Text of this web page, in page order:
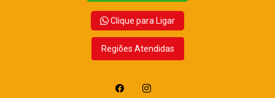
Clique para Ligar
Regiões Atendidas